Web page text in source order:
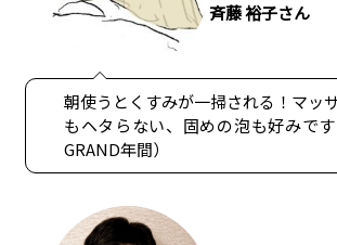
斉藤 裕子さん
朝使うとくすみが一掃される！マッ
もヘタらない、固めの泡も好みで
GRAND年間）